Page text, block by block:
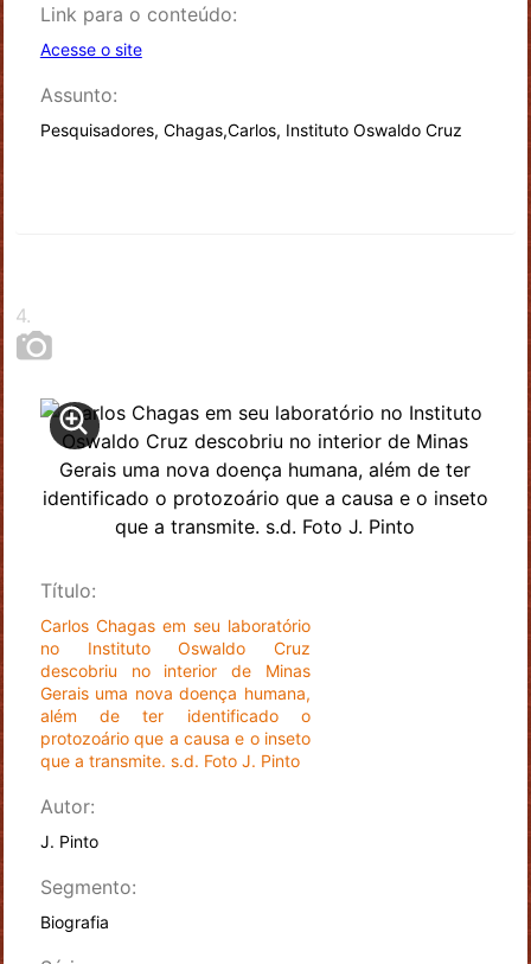
Link para o conteúdo:
Acesse o site
Assunto:
Pesquisadores, Chagas,Carlos, Instituto Oswaldo Cruz
4.
Título:
Carlos Chagas em seu laboratório
no Instituto Oswaldo Cruz
descobriu no interior de Minas
Gerais uma nova doença humana,
além de ter identificado o
protozoário que a causa e o inseto
que a transmite. s.d. Foto J. Pinto
Autor:
J. Pinto
Segmento:
Biografia